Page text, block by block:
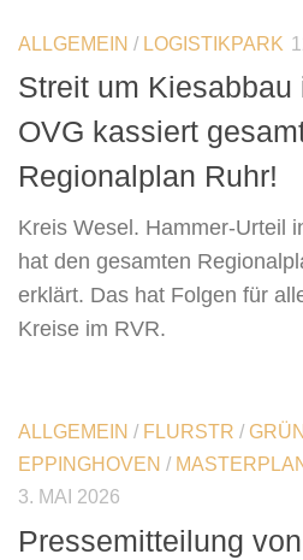
ALLGEMEIN / LOGISTIKPARK
Streit um
OVG kassiert
Regionalplan Ruhr!
Kreis Wesel. Hammer-Urteil
hat den gesamten
erklärt. Das hat Folgen für
Kreise im RVR.
ALLGEMEIN / FLURSTR /
EPPINGHOVEN /
3. MAI 2026
Pressemitteilung